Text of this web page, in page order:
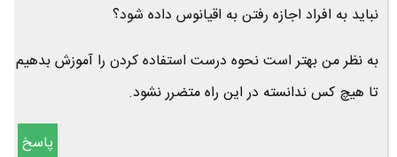
نباید به افراد اجازه رفتن به اقیانوس داده شود؟
به نظر من بهتر است نحوه درست استفاده کردن را آموزش بدهیم
تا هیچ کس ندانسته در این راه متضرر نشود.
پاسخ